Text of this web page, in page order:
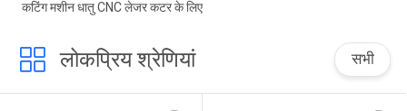
कटिंग मशीन धातु CNC लेजर कटर के लिए
लोकप्रिय श्रेणियां सभी